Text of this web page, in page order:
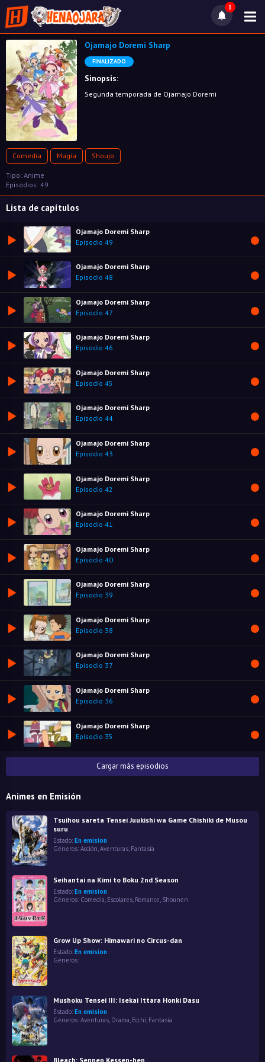
1
Ojamajo Doremi Sharp
FINALIZADO
Sinopsis:
Segunda temporada de Ojamajo Doremi
Comedia Magia Shoujo
Tipo: Anime
Episodios: 49
Lista de capítulos
Ojamajo Doremi Sharp
Episodio 49
Ojamajo Doremi Sharp
Episodio 48
Ojamajo Doremi Sharp
Episodio 47
Ojamajo Doremi Sharp
Episodio 46
Ojamajo Doremi Sharp
Episodio 45
Ojamajo Doremi Sharp
Episodio 44
Ojamajo Doremi Sharp
Episodio 43
Ojamajo Doremi Sharp
Episodio 42
Ojamajo Doremi Sharp
Episodio 41
Ojamajo Doremi Sharp
Episodio 40
Ojamajo Doremi Sharp
Episodio 39
Ojamajo Doremi Sharp
Episodio 38
Ojamajo Doremi Sharp
Episodio 37
Ojamajo Doremi Sharp
Episodio 36
Ojamajo Doremi Sharp
Episodio 35
Cargar más episodios
Animes en Emisión
Tsuihou sareta Tensei Juukishi wa Game Chishiki de Musou
suru
Estado: En emision
Géneros: Acción,Aventuras, Fantasía
Seihantai na Kimi to Boku 2nd Season
Estado: En emision
Géneros: Comedia, Escolares, Romance, Shounen
Grow Up Show: Himawari no Circus-dan
Estado: En emision
Géneros:
Mushoku Tensei III: Isekai Ittara Honki Dasu
Estado: En emision
Géneros: Aventuras, Drama, Ecchi, Fantasía
Bleach: Sennen Kessen-hen